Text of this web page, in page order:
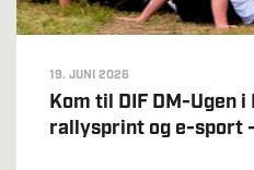
19. JUNI 2026
Kom til DIF DM-Ugen i
rallysprint og e-sport